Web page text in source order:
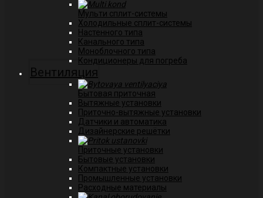
Мульти сплит-системы
Холодильные сплит-системы
Настенного типа
Канального типа
Моноблочного типа
Кондиционеры для погреба
Вентиляция
Бытовая приточная
Вытяжные установки
Приточно-вытяжные установки
Датчики и автоматика
Дизайнерские решётки
Приточные установки
Бытовые установки
Компактные установки
Промышленные установки
Расходные материалы